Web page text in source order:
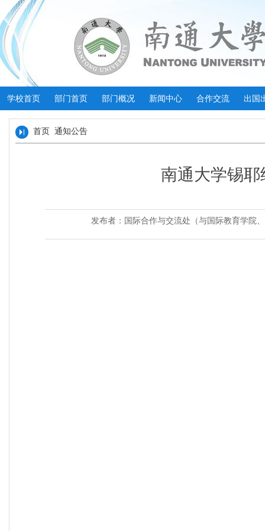
学校首页 部门首页 部门概况 新闻中心 合作交流 出国
首页 通知公告
南通大学锡
发布者：国际合作与交流处（与国际教育学院